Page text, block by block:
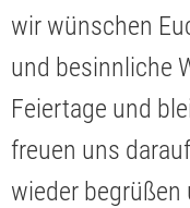
wir wünschen
und besinnliche
Feiertage und
freuen uns
wieder begrüßen